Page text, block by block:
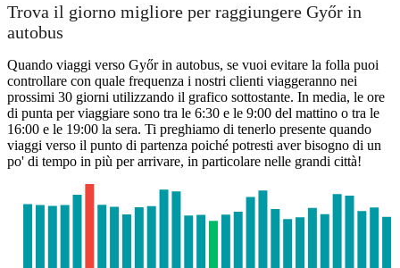
Trova il giorno migliore per raggiungere Győr in
autobus
Quando viaggi verso Győr in autobus, se vuoi evitare la folla puoi
controllare con quale frequenza i nostri clienti viaggeranno nei
prossimi 30 giorni utilizzando il grafico sottostante. In media, le ore
di punta per viaggiare sono tra le 6:30 e le 9:00 del mattino o tra le
16:00 e le 19:00 la sera. Ti preghiamo di tenerlo presente quando
viaggi verso il punto di partenza poiché potresti aver bisogno di un
po' di tempo in più per arrivare, in particolare nelle grandi città!